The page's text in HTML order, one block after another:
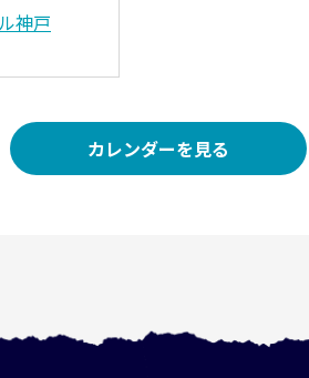
神戸
カレンダーを見る